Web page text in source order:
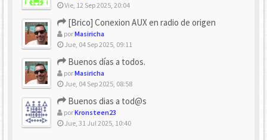
Vie, 12 Sep 2025, 20:04
[Brico] Conexion AUX en radio de origen
porMasiricha
Jue, 04 Sep 2025, 09:11
Buenos días a todos.
porMasiricha
Jue, 04 Sep 2025, 08:58
Buenos dias a tod@s
porKronsteen23
Jue, 31 Jul 2025, 10:40